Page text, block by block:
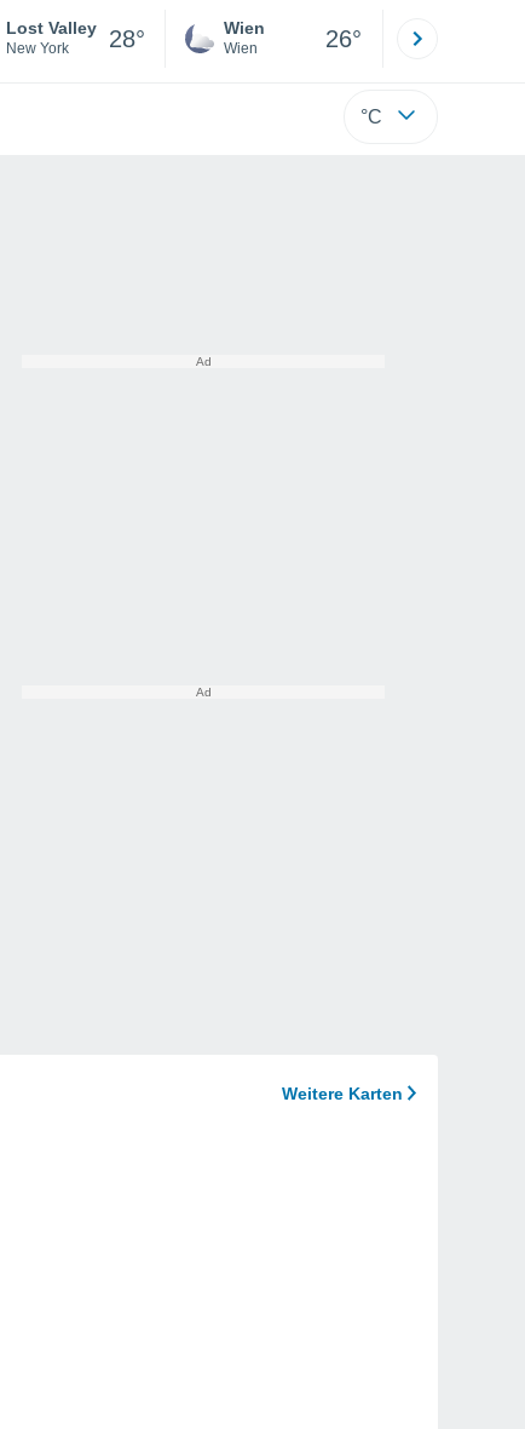
Lost Valley
New York 28° Wien
Wien 26°
°C
Weitere Karten